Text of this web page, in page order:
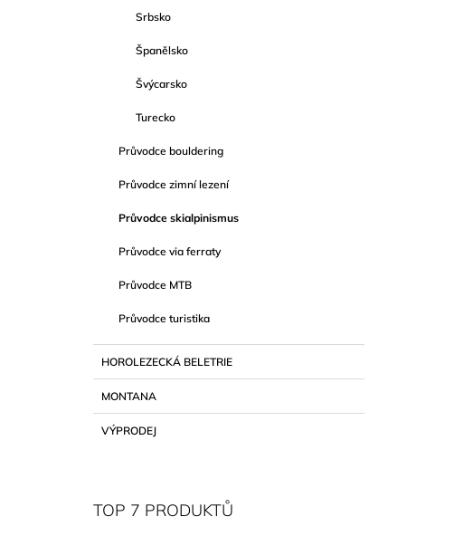
Srbsko
Španělsko
Švýcarsko
Turecko
Průvodce bouldering
Průvodce zimní lezení
Průvodce skialpinismus
Průvodce via ferraty
Průvodce MTB
Průvodce turistika
HOROLEZECKÁ BELETRIE
MONTANA
VÝPRODEJ
TOP 7 PRODUKTŮ